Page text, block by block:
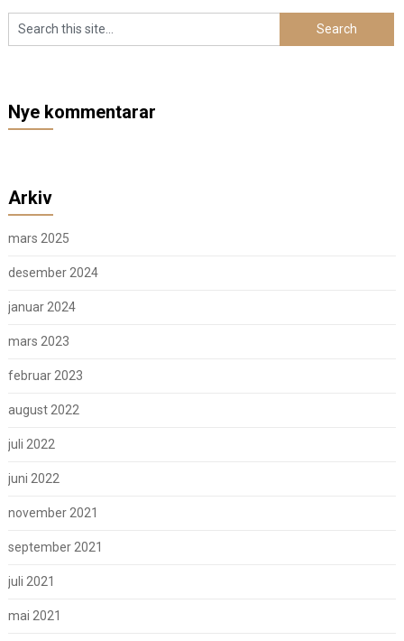
Nye kommentarar
Arkiv
mars 2025
desember 2024
januar 2024
mars 2023
februar 2023
august 2022
juli 2022
juni 2022
november 2021
september 2021
juli 2021
mai 2021